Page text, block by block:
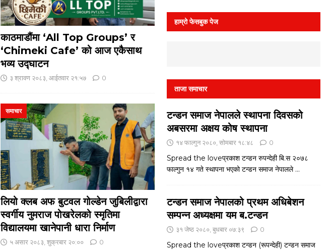
काठमाडौंमा ‘All Top Groups’ र
‘Chimeki Cafe’ को आज एकैसाथ
भव्य उद्घाटन
३ श्रावण २०८३, आईतवार २१:५७ 0
लियो क्लब अफ बुटवल गोल्डेन जुबिलीद्वारा
स्वर्गीय नुमराज पोखरेलको स्मृतिमा
विद्यालयमा खानेपानी धारा निर्माण
समाचार
५ असार २०८३, शुक्रबार २०:०० 0
हाम्रो फेसबुक पेज
ताजा समाचार
टन्डन समाज नेपालले स्थापना दिवसको
अबसरमा अक्षय कोष स्थापना
१४ फाल्गुन २०८०, सोमबार १८:४८ 0
Spread the loveप्रकाश टन्डन रुपन्देही बि.स २०७८
फाल्गुन १४ गते स्थापना भएको टन्डन समाज नेपालले ...
टन्डन समाज नेपालको प्रथम अधिबेशन
सम्पन्न अध्यक्षमा यम ब.टन्डन
३१ जेष्ठ २०८०, बुधबार ०७:३९ 0
Spread the loveप्रकाश टन्डन (रूपन्देही) टन्डन समाज